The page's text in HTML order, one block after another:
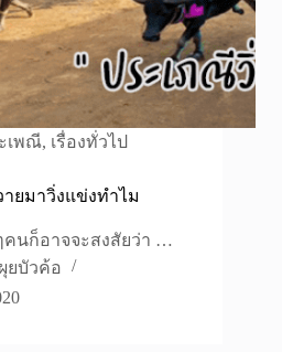
เพณี, เรื่องทั่วไป
ยมาวิ่งแข่งทำไม
คนก็อาจจะสงสัยว่า …
ยบัวค้อ